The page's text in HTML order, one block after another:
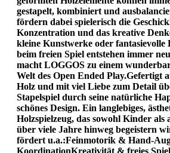
gestapelt, kombiniert und
fördern dabei spielerisch die
Konzentration und das kreative
kleine Kunstwerke oder fantasievolle
beim freien Spiel entstehen immer
macht LOGGOS zu einem
Welt des Open Ended Play.Gefertigt
Holz und mit viel Liebe zum Detail
Stapelspiel durch seine natürliche
schönes Design. Ein langlebiges,
Holzspielzeug, das sowohl Kinder als
über viele Jahre hinweg begeistern
fördert u.a.:Feinmotorik & Hand-
KoordinationKreativität & freies